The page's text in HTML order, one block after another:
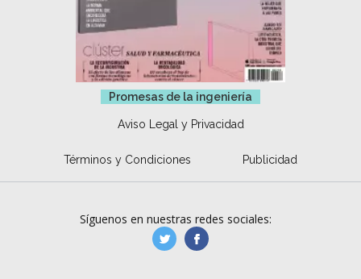
Promesas de la ingeniería
Aviso Legal y Privacidad
Términos y Condiciones Publicidad
Síguenos en nuestras redes sociales:
manufacturaGE